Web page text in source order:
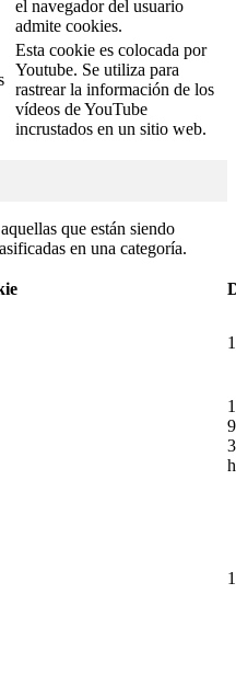
el navegador del usuario
admite cookies.
Esta cookie es colocada por
Youtube. Se utiliza para
rastrear la información de los
vídeos de YouTube
incrustados en un sitio web.
que están siendo
en una categoría.